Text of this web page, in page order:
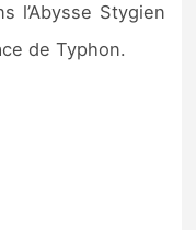
l’Abysse Stygien
de Typhon.